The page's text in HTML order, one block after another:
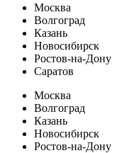
Москва
Волгоград
Казань
Новосибирск
Ростов-на-Дону
Саратов
Москва
Волгоград
Казань
Новосибирск
Ростов-на-Дону